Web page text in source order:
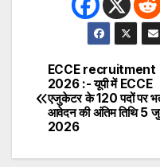
Post
ECCE recruitment
2026 :- यूपी में ECCE
एजुकेटर के 120 पदों पर
आवेदन की अंतिम तिथि 5
2026